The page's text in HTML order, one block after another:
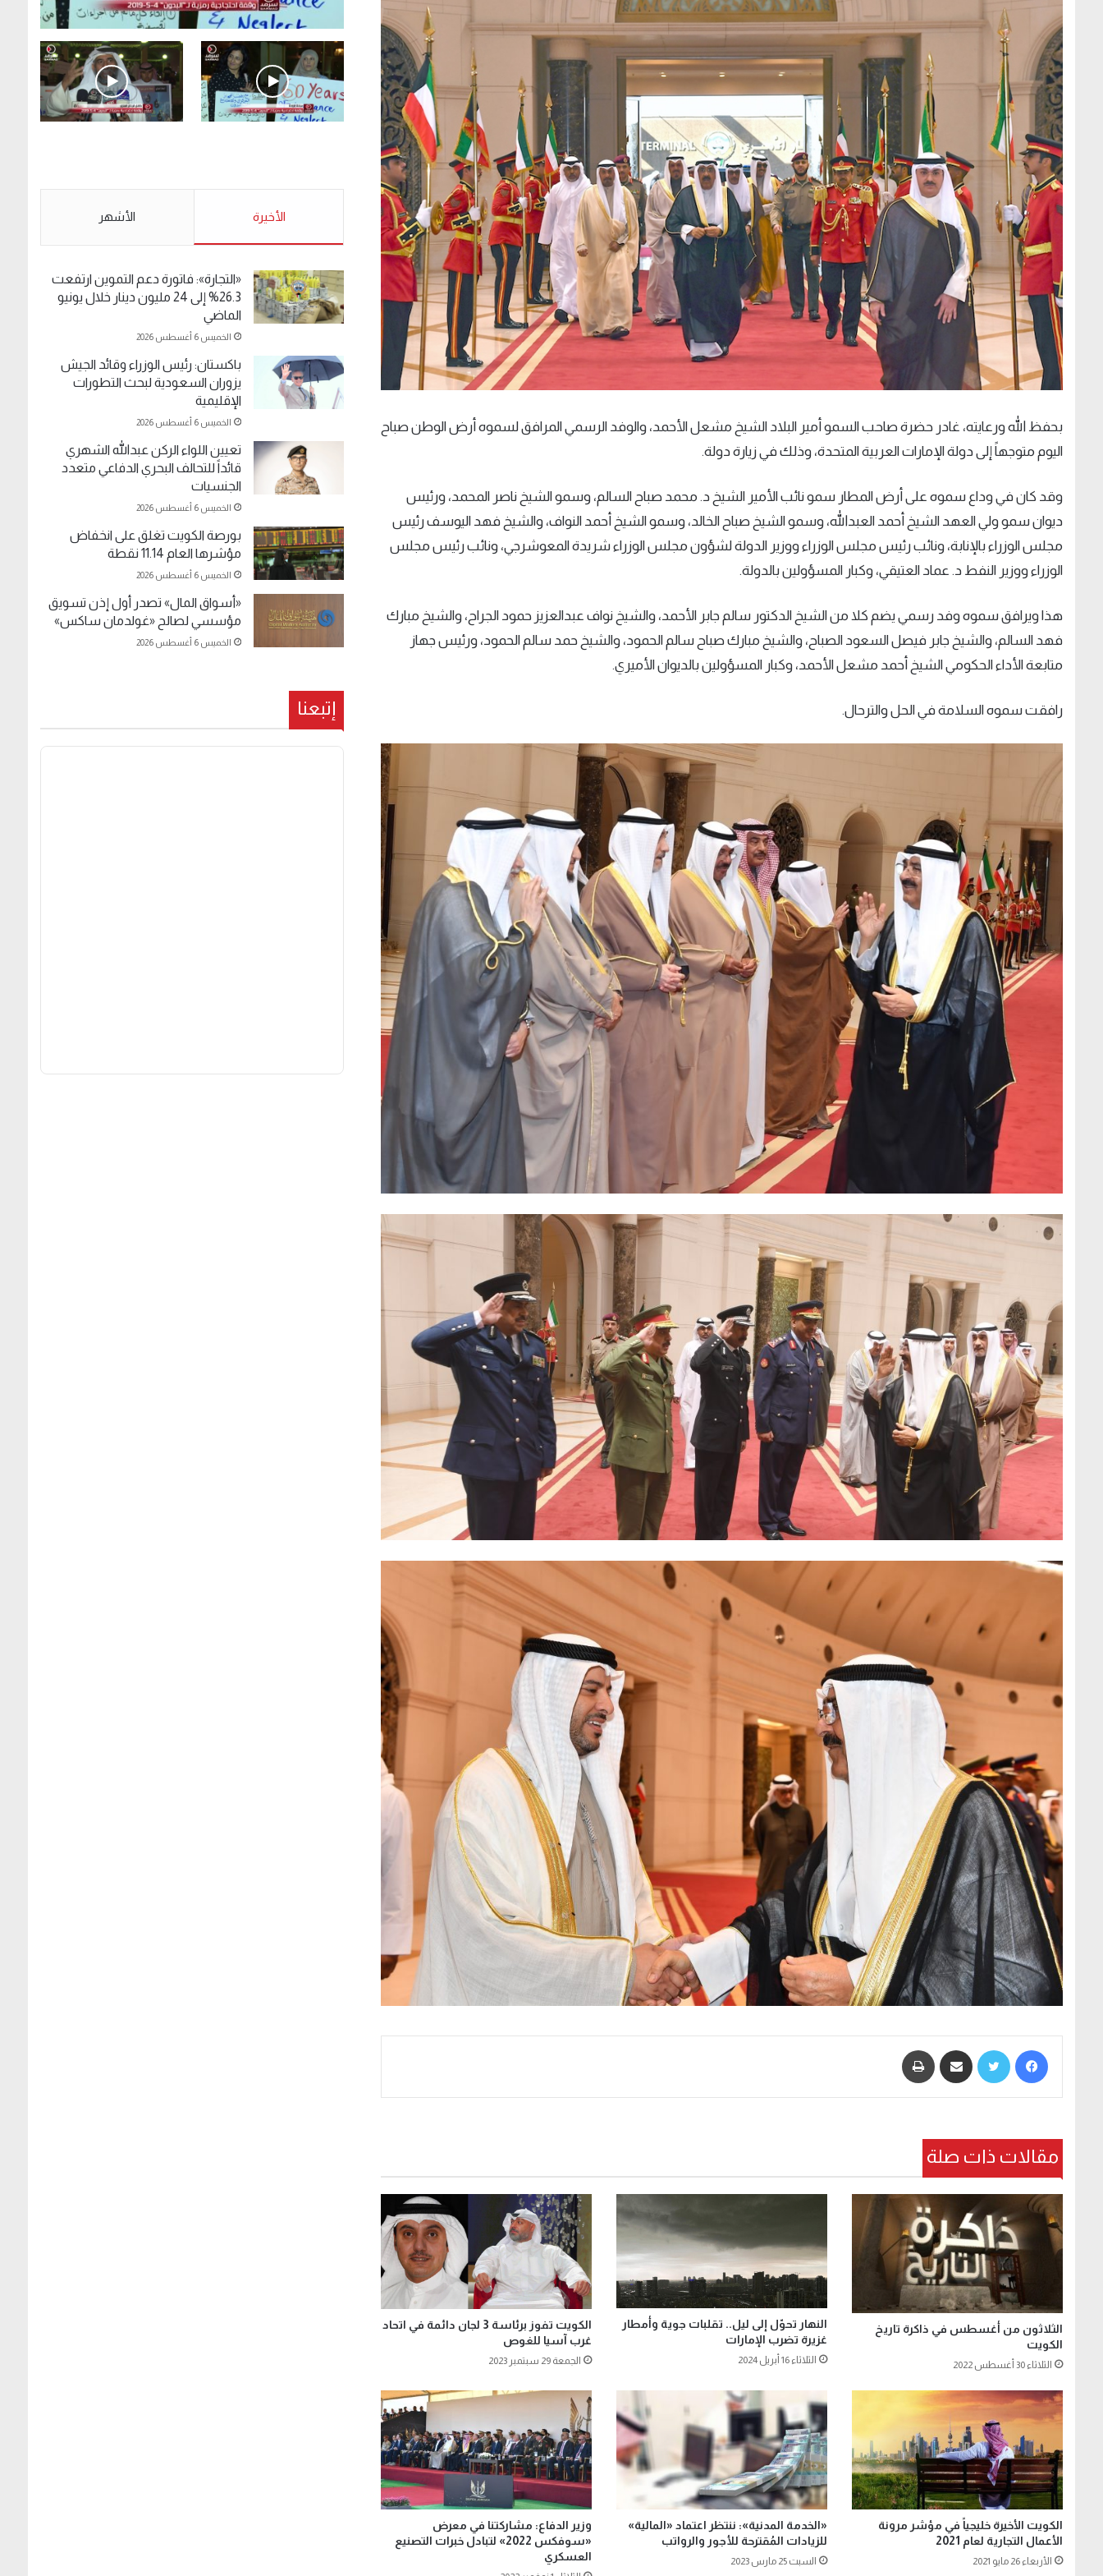
بحفظ الله ورعايته، غادر حضرة صاحب السمو أمير البلاد الشيخ مشعل الأحمد، والوفد الرسمي المرافق لسموه أرض الوطن صباح
اليوم متوجهاً إلى دولة الإمارات العربية المتحدة، وذلك في زيارة دولة.
وقد كان في وداع سموه على أرض المطار سمو نائب الأمير الشيخ د. محمد صباح السالم، وسمو الشيخ ناصر المحمد، ورئيس
ديوان سمو ولي العهد الشيخ أحمد العبدالله، وسمو الشيخ صباح الخالد، وسمو الشيخ أحمد النواف، والشيخ فهد اليوسف رئيس
مجلس الوزراء بالإنابة، ونائب رئيس مجلس الوزراء ووزير الدولة لشؤون مجلس الوزراء شريدة المعوشرجي، ونائب رئيس مجلس
الوزراء ووزير النفط د. عماد العتيقي، وكبار المسؤولين بالدولة.
هذا ويرافق سموه وفد رسمي يضم كلا من الشيخ الدكتور سالم جابر الأحمد، والشيخ نواف عبدالعزيز حمود الجراح، والشيخ مبارك
فهد السالم، والشيخ جابر فيصل السعود الصباح، والشيخ مبارك صباح سالم الحمود، والشيخ حمد سالم الحمود، ورئيس جهاز
متابعة الأداء الحكومي الشيخ أحمد مشعل الأحمد، وكبار المسؤولين بالديوان الأميري.
رافقت سموه السلامة في الحل والترحال.
مقالات ذات صلة
الثلاثون من أغسطس في ذاكرة تاريخ
الكويت
الثلاثاء 30 أغسطس 2022
النهار تحوّل إلى ليل.. تقلبات جوية وأمطار
غزيرة تضرب الإمارات
الثلاثاء 16 أبريل 2024
الكويت تفوز برئاسة 3 لجان دائمة في اتحاد
غرب آسيا للغوص
الجمعة 29 سبتمبر 2023
الكويت الأخيرة خليجياً في مؤشر مرونة
الأعمال التجارية لعام 2021
الأربعاء 26 مايو 2021
«الخدمة المدنية»: ننتظر اعتماد «المالية»
للزيادات المُقترحة للأجور والرواتب
السبت 25 مارس 2023
وزير الدفاع: مشاركتنا في معرض
«سوفكس 2022» لتبادل خبرات التصنيع
العسكري
.وقفة احتجاجية رمزية لـ”#البدون” في ساحة الإرادة
الأحد 5 مايو 2019
مخدرات يعني ولا خمر؟!.
الأخيرة الأشهر
«التجارة»: فاتورة دعم التموين ارتفعت
26.3% إلى 24 مليون دينار خلال يونيو
الماضي
الخميس 6 أغسطس 2026
باكستان: رئيس الوزراء وقائد الجيش
يزوران السعودية لبحث التطورات
الإقليمية
الخميس 6 أغسطس 2026
تعيين اللواء الركن عبدالله الشهري
قائداً للتحالف البحري الدفاعي متعدد
الجنسيات
الخميس 6 أغسطس 2026
بورصة الكويت تغلق على انخفاض
مؤشرها العام 11.14 نقطة
الخميس 6 أغسطس 2026
«أسواق المال» تصدر أول إذن تسويق
مؤسسي لصالح «غولدمان ساكس»
الخميس 6 أغسطس 2026
إتبعنا